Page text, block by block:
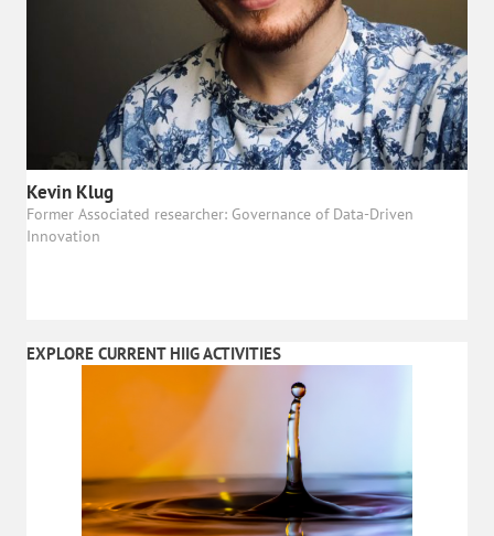
Kevin Klug
Former Associated researcher: Governance of Data-Driven
Innovation
EXPLORE CURRENT HIIG ACTIVITIES